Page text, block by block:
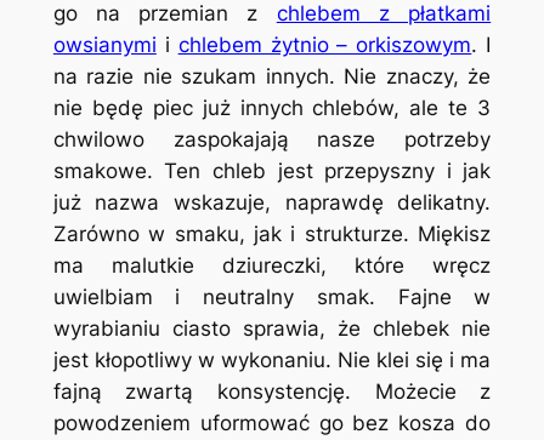
go na przemian z chlebem z płatkami
owsianymi i chlebem żytnio – orkiszowym. I
na razie nie szukam innych. Nie znaczy, że
nie będę piec już innych chlebów, ale te 3
chwilowo zaspokajają nasze potrzeby
smakowe. Ten chleb jest przepyszny i jak
już nazwa wskazuje, naprawdę delikatny.
Zarówno w smaku, jak i strukturze. Miękisz
ma malutkie dziureczki, które wręcz
uwielbiam i neutralny smak. Fajne w
wyrabianiu ciasto sprawia, że chlebek nie
jest kłopotliwy w wykonaniu. Nie klei się i ma
fajną zwartą konsystencję. Możecie z
powodzeniem uformować go bez kosza do